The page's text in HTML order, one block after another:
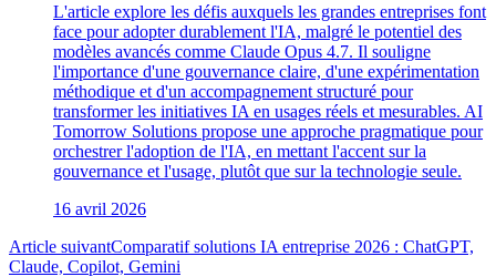
L'article explore les défis auxquels les grandes entreprises font
face pour adopter durablement l'IA, malgré le potentiel des
modèles avancés comme Claude Opus 4.7. Il souligne
l'importance d'une gouvernance claire, d'une expérimentation
méthodique et d'un accompagnement structuré pour
transformer les initiatives IA en usages réels et mesurables. AI
Tomorrow Solutions propose une approche pragmatique pour
orchestrer l'adoption de l'IA, en mettant l'accent sur la
gouvernance et l'usage, plutôt que sur la technologie seule.
16 avril 2026
Article suivantComparatif solutions IA entreprise 2026 : ChatGPT,
Claude, Copilot, Gemini